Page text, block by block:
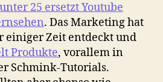
25 ersetzt Youtube
. Das Marketing hat
einiger Zeit entdeckt und
Produkte, vorallem in
Schmink-Tutorials.